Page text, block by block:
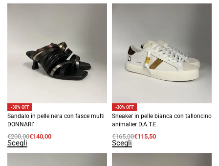
-30% OFF
Sandalo in pelle nera con fasce multi
DONNARI’
€200,00€140,00
Scegli
-30% OFF
Sneaker in pelle bianca con talloncino
animalier D.A.T.E.
€165,00€115,50
Scegli